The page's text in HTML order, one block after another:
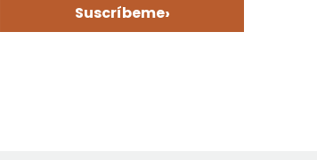
Suscríbeme›